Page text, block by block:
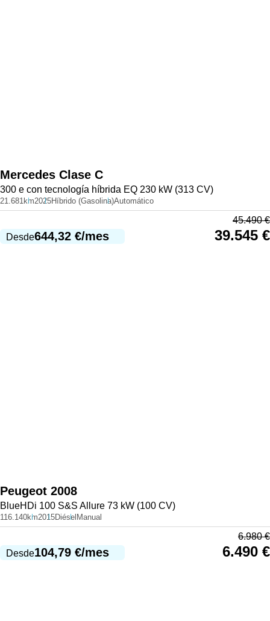
Mercedes Clase C
300 e con tecnología híbrida EQ 230 kW (313 CV)
21.681km2025Híbrido (Gasolina)Automático
Desde644,32 €/mes
45.490€
39.545 €
Peugeot 2008
BlueHDi 100 S&S Allure 73 kW (100 CV)
116.140km2015Diésel Manual
Desde104,79 €/mes
6.980€
6.490 €